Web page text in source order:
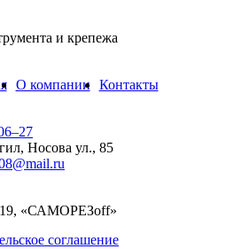
и крепежа
О компании Контакты
Носова ул., 85
«САМОРЕЗoff»
соглашение